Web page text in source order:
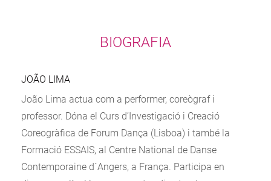
BIOGRAFIA
JOÃO LIMA
João Lima actua com a performer, coreògraf i
professor. Dóna el Curs d’Investigació i Creació
Coreogràfica de Forum Dança (Lisboa) i també la
Formació ESSAIS, al Centre National de Danse
Contemporaine d´Angers, a França. Participa en